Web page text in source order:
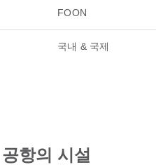
FOON
국내 & 국제
항의 시설